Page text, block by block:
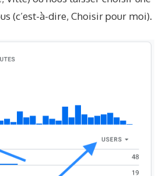
(c’est-à-dire, Choisir pour moi).